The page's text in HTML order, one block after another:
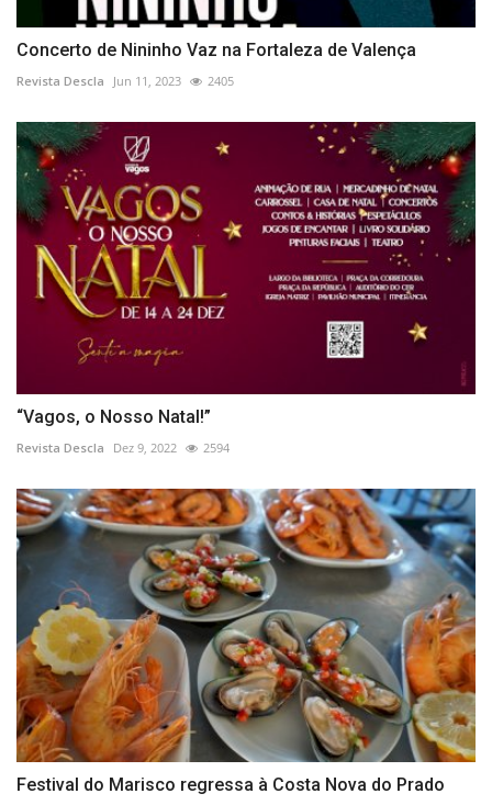
Concerto de Nininho Vaz na Fortaleza de Valença
Revista Descla Jun 11, 2023 2405
“Vagos, o Nosso Natal!”
Revista Descla Dez 9, 2022 2594
Festival do Marisco regressa à Costa Nova do Prado